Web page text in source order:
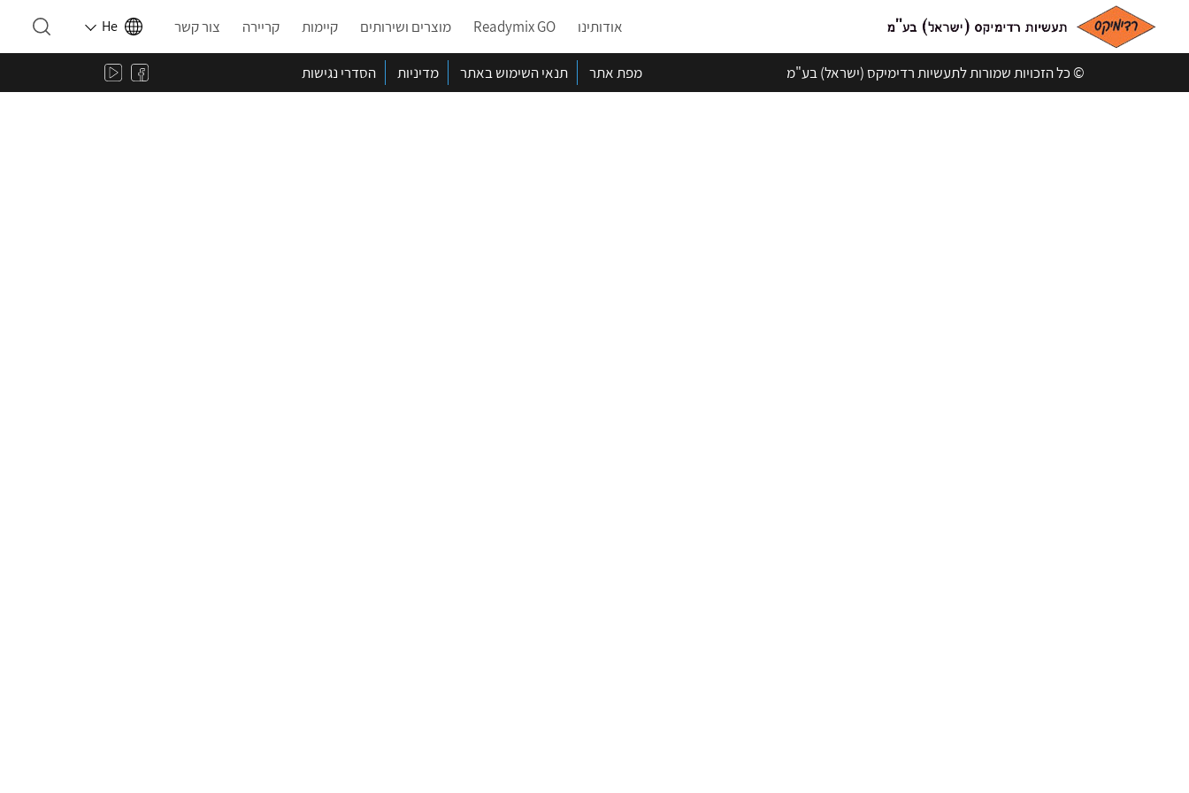
אודותינו Readymix GO מוצרים ושירותים קיימות קריירה צור קשר He
©️ כל הזכויות שמורות לתעשיות רדימיקס (ישראל) בע"מ מפת אתר תנאי השימוש באתר מדיניות הסדרי נגישות